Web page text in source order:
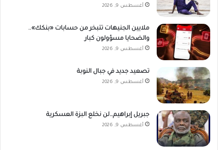
أغسطس 9, 2026
ملايين الجنيهات تتبخر من حسابات «بنكك»..
والضحايا مسؤولون كبار
أغسطس 9, 2026
تصعيد جديد في جبال النوبة
أغسطس 9, 2026
جبريل إبراهيم…لن نخلع البزة العسكرية
أغسطس 9, 2026